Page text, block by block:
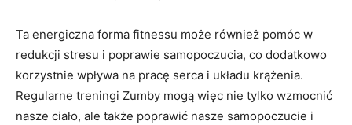
Ta energiczna forma fitnessu może również pomóc w
redukcji stresu i poprawie samopoczucia, co dodatkowo
korzystnie wpływa na pracę serca i układu krążenia.
Regularne treningi Zumby mogą więc nie tylko wzmocnić
nasze ciało, ale także poprawić nasze samopoczucie i